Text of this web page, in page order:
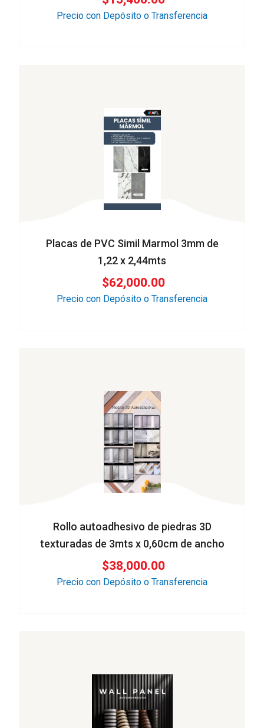
Precio con Depósito o Transferencia
Placas de PVC Simil Marmol 3mm de
1,22 x 2,44mts
$62,000.00
Precio con Depósito o Transferencia
Rollo autoadhesivo de piedras 3D
texturadas de 3mts x 0,60cm de ancho
$38,000.00
Precio con Depósito o Transferencia